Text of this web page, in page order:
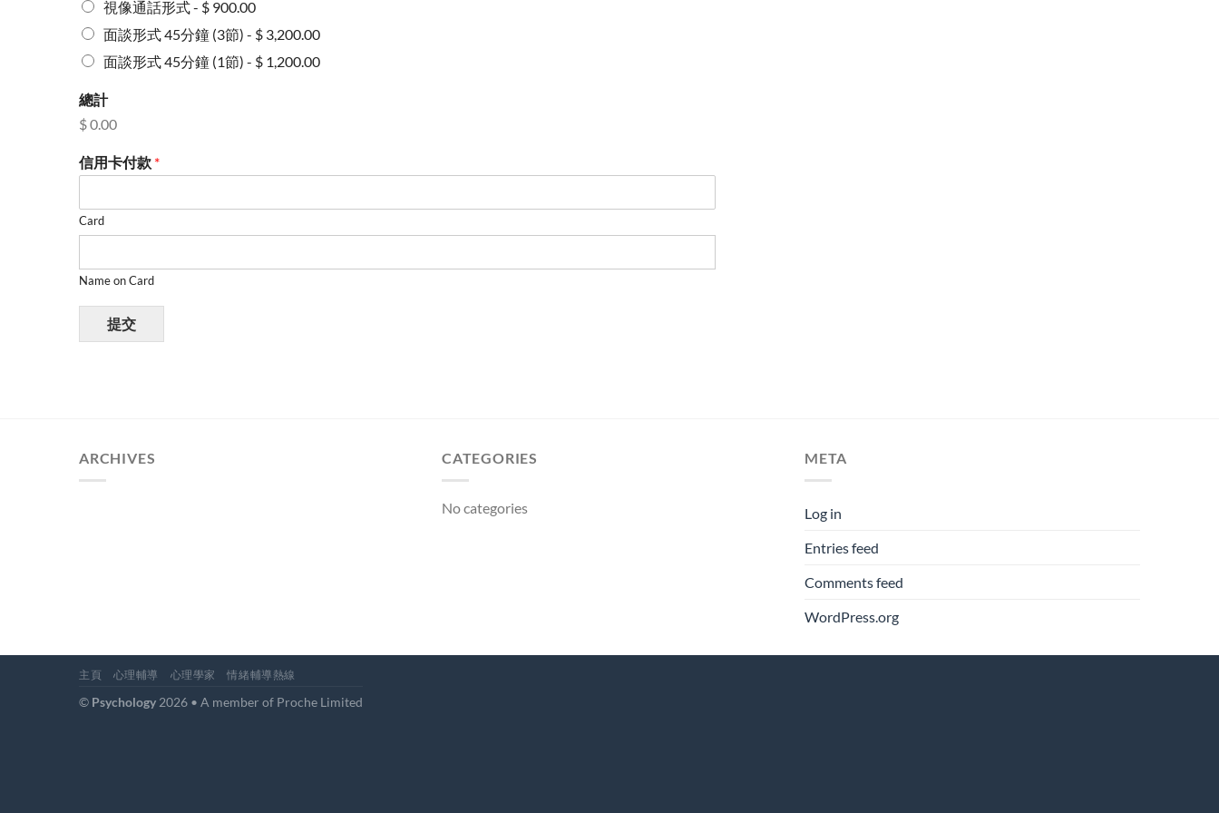
視像通話形式 - $ 900.00
面談形式 45分鐘 (3節) - $ 3,200.00
面談形式 45分鐘 (1節) - $ 1,200.00
總計
$ 0.00
信用卡付款 *
Card
Name on Card
提交
ARCHIVES CATEGORIES
No categories
META
Log in
Entries feed
Comments feed
WordPress.org
主頁 心理輔導 心理學家 情緒輔導熱線
© Psychology 2026 • A member of Proche Limited